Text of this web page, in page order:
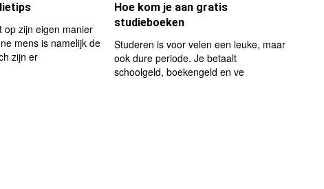
op zijn eigen manier
mens is namelijk de
zijn er
Hoe kom je aan gratis
studieboeken
Studeren is voor velen een leuke, maar
ook dure periode. Je betaalt
schoolgeld, boekengeld en ve